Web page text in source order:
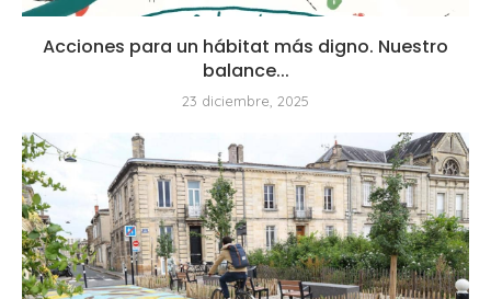
Acciones para un hábitat más digno. Nuestro
balance...
23 diciembre, 2025